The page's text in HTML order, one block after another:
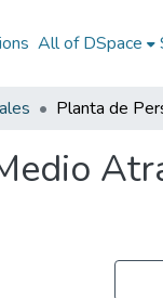
All of DSpace